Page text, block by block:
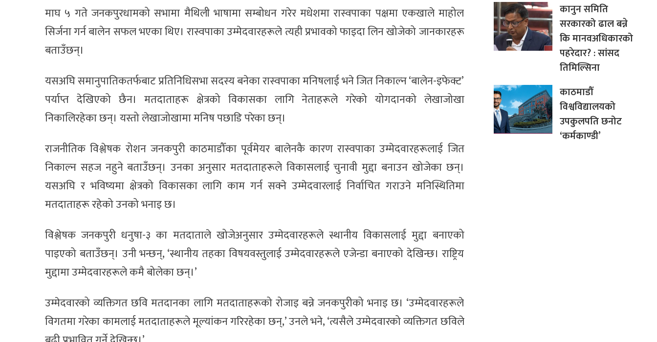
माघ ५ गते जनकपुरधामको सभामा मैथिली भाषामा सम्बोधन गरेर मधेशमा रास्वपाका पक्षमा एकखाले माहोल
सिर्जना गर्न बालेन सफल भएका थिए। रास्वपाका उम्मेदवारहरूले त्यही प्रभावको फाइदा लिन खोजेको जानकारहरू
बताउँछन्।
यसअघि समानुपातिकतर्फबाट प्रतिनिधिसभा सदस्य बनेका रास्वपाका मनिषलाई भने जित निकाल्न ‘बालेन-इफेक्ट’
पर्याप्त देखिएको छैन। मतदाताहरू क्षेत्रको विकासका लागि नेताहरूले गरेको योगदानको लेखाजोखा
निकालिरहेका छन्। यस्तो लेखाजोखामा मनिष पछाडि परेका छन्।
राजनीतिक विश्लेषक रोशन जनकपुरी काठमाडौँका पूर्वमेयर बालेनकै कारण रास्वपाका उम्मेदवारहरूलाई जित
निकाल्न सहज नहुने बताउँछन्। उनका अनुसार मतदाताहरूले विकासलाई चुनावी मुद्दा बनाउन खोजेका छन्।
यसअघि र भविष्यमा क्षेत्रको विकासका लागि काम गर्न सक्ने उम्मेदवारलाई निर्वाचित गराउने मनिस्थितिमा
मतदाताहरू रहेको उनको भनाइ छ।
विश्लेषक जनकपुरी धनुषा-३ का मतदाताले खोजेअनुसार उम्मेदवारहरूले स्थानीय विकासलाई मुद्दा बनाएको
पाइएको बताउँछन्। उनी भन्छन्, ‘स्थानीय तहका विषयवस्तुलाई उम्मेदवारहरूले एजेन्डा बनाएको देखिन्छ। राष्ट्रिय
मुद्दामा उम्मेदवारहरूले कमै बोलेका छन्।’
उम्मेदवारको व्यक्तिगत छवि मतदानका लागि मतदाताहरूको रोजाइ बन्ने जनकपुरीको भनाइ छ। ‘उम्मेदवारहरूले
विगतमा गरेका कामलाई मतदाताहरूले मूल्यांकन गरिरहेका छन्,’ उनले भने, ‘त्यसैले उम्मेदवारको व्यक्तिगत छविले
कानुन समिति
सरकारको ढाल बन्ने
कि मानवअधिकारको
पहरेदार? : सांसद
तिमिल्सिना
काठमाडौँ
विश्वविद्यालयको
उपकुलपति छनोट
‘कर्मकाण्डी’